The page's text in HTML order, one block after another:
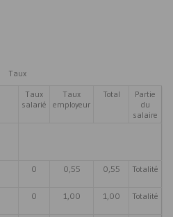
Taux
Taux
salarié
Taux
employeur
Total
Partie
du
salaire
0 0,55 0,55 Totalité
0 1,00 1,00 Totalité